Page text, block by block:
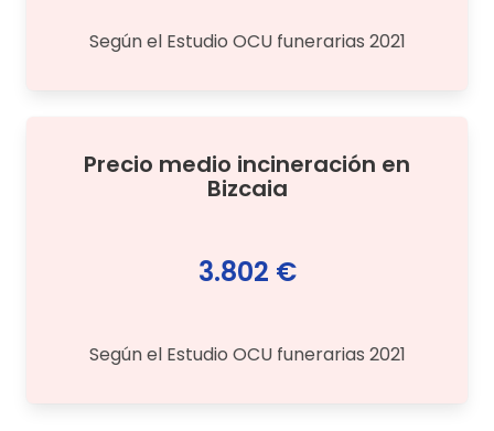
Según el Estudio OCU funerarias 2021
Precio medio incineración en
Bizcaia
3.802 €
Según el Estudio OCU funerarias 2021